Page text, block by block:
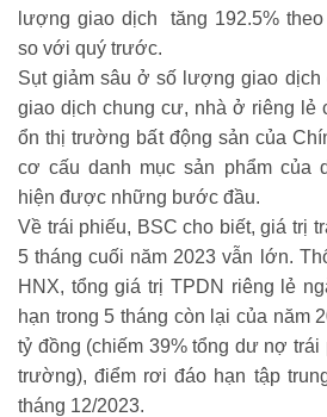
lượng giao dịch tăng 192.5%
so với quý trước.
Sụt giảm sâu ở số lượng giao dịch
giao dịch chung cư, nhà ở riêng lẻ
ổn thị trường bất động sản của
cơ cấu danh mục sản phẩm của
hiện được những bước đầu.
Về trái phiếu, BSC cho biết, giá trị
5 tháng cuối năm 2023 vẫn lớn.
HNX, tổng giá trị TPDN riêng lẻ
hạn trong 5 tháng còn lại của năm
tỷ đồng (chiếm 39% tổng dư nợ trái
trường), điểm rơi đáo hạn tập
tháng 12/2023.